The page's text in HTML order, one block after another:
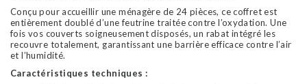
Conçu pour accueillir une ménagère de 24 pièces, ce coffret est
entièrement doublé d’une feutrine traitée contre l’oxydation. Une
fois vos couverts soigneusement disposés, un rabat intégré les
recouvre totalement, garantissant une barrière efficace contre l’air
et l’humidité.
Caractéristiques techniques :